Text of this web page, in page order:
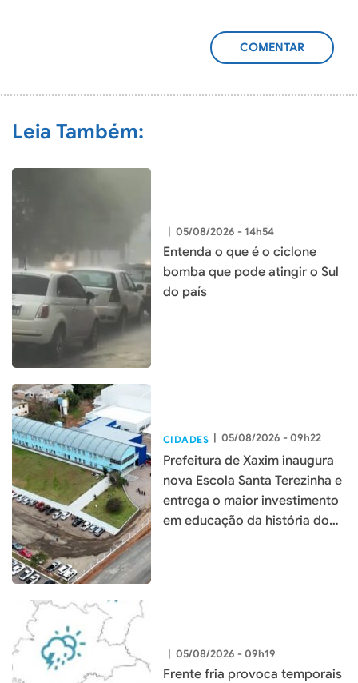
ADICIONAR
Leia Também:
| 05/08/2026 - 14h54
Entenda o que é o ciclone
bomba que pode atingir o Sul
do país
CIDADES | 05/08/2026 - 09h22
Prefeitura de Xaxim inaugura
nova Escola Santa Terezinha e
entrega o maior investimento
em educação da história do
| 05/08/2026 - 09h19
Frente fria provoca temporais